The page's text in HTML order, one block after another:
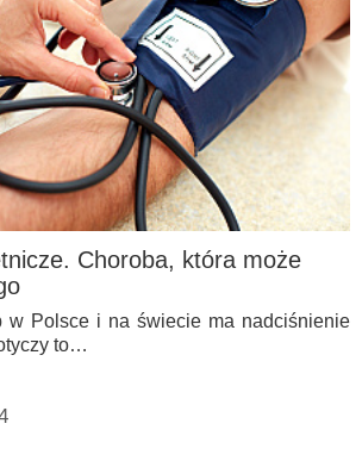
Choroba, która może
w Polsce i na świecie ma nadciśnienie
to…